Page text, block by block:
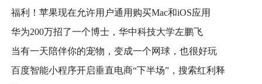
福利！苹果现在允许用户通用购买Mac和iOS应用
华为200万招了一个博士，华中科技大学左鹏飞
当有一天陪伴你的宠物，变成一个网球，也很好玩
百度智能小程序开启垂直电商“下半场”，搜索红利释